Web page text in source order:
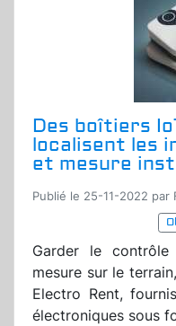
Des boîtiers
localisent les
et mesure
Publié le 25-11-2022 par
Garder le
mesure sur le
Electro Rent,
électroniques sous